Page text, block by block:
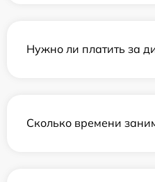
Нужно ли платить за
Сколько времени